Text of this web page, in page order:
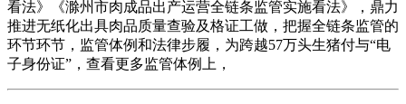
看法》《滁州市肉成品出产运营全链条监管实施看法》，鼎力
推进无纸化出具肉品质量查验及格证工做，把握全链条监管的
环节环节，监管体例和法律步履，为跨越57万头生猪付与“电
子身份证”，查看更多监管体例上，